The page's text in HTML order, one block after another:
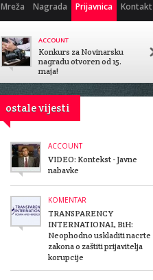
Mreža Nagrada Prijavnica Kontakt
ACCOUNT
Konkurs za Novinarsku
nagradu otvoren od 15.
maja!
ostale vijesti
ACCOUNT
VIDEO: Kontekst - Javne
nabavke
KOMENTAR
TRANSPARENCY
INTERNATIONAL BiH:
Neophodno uskladiti nacrte
zakona o zaštiti prijavitelja
korupcije